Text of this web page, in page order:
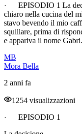
· EPISODIO 1 La
chiaro nella cucina del
stavo bevendo il mio
squillare, prima di
e appariva il nome
MB
Mora Bella
2 anni fa
1254 visualizzazioni
· EPISODIO 1